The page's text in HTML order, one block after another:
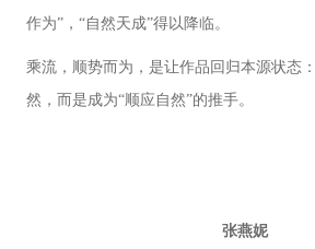
作为”，“自然天成”得以降临。
乘流，顺势而为，是让作品回归本源状态
然，而是成为“顺应自然”的推手。
张燕妮